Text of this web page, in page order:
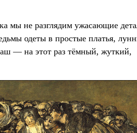
мы не разглядим ужасающие
одеты в простые платья,
— на этот раз тёмный, жуткий,